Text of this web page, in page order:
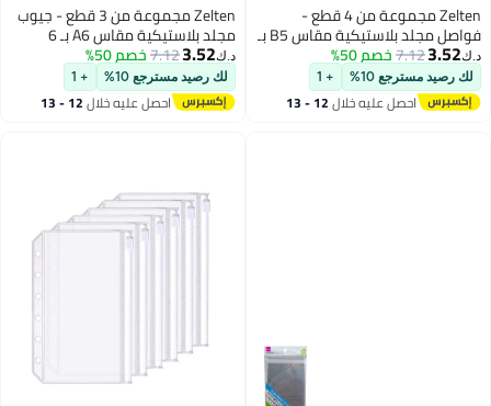
Zelten مجموعة من 3 قطع - جيوب
مجلد بلاستيكية مقاس A6 بـ 6
ثقوب، حافظات سحابية مزينة بترتر
مقاومة للماء وأكياس ورق مفكوك
لحفظ المستندات والمفكرات
والبطاقات (جيوب سحابية مزينة
د.ك‏3.52
7.12خصم 50%
لك رصيد مسترجع 10% + 1
احصل عليه خلال 12 - 13